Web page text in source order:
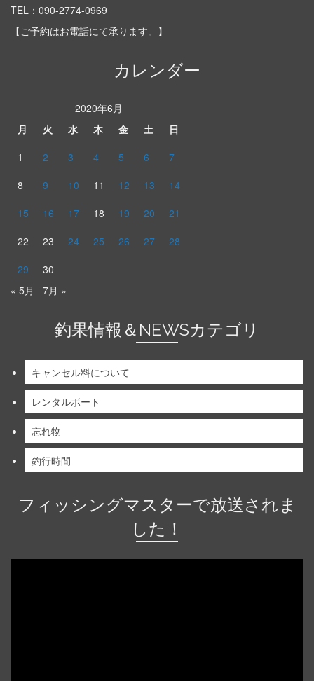
TEL： 090-2774-0969
【ご予約はお電話にて承ります。】
カレンダー
2020年6月
月
火 水 木 金 土
日
1
2 3 4 5 6
7
8
9 10 11 12 13
14
15
16 17 18 19 20
21
22
23 24 25 26 27
28
29
30
« 5月
7月 »
釣果情報＆NEWSカテゴリ
キャンセル料について
レンタルボート
忘れ物
釣行時間
フィッシングマスターで放送されま
した！